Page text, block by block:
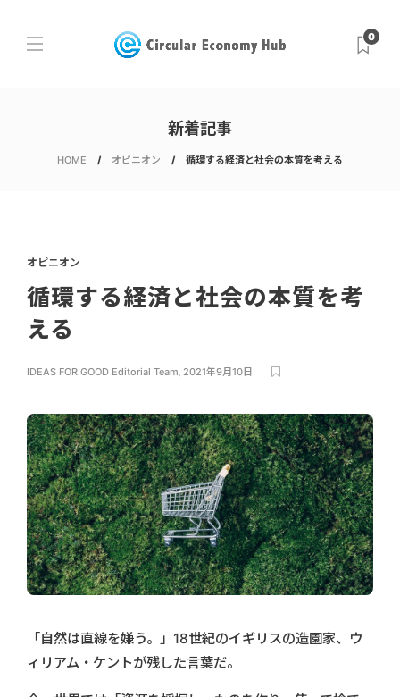
0
新着記事
HOME オピニオン 循環する経済と社会の本質を考える
オピニオン
循環する経済と社会の本質を考
える
IDEAS FOR GOOD Editorial Team, 2021年9月10日
「自然は直線を嫌う。」18世紀のイギリスの造園家、ウ
ィリアム・ケントが残した言葉だ。